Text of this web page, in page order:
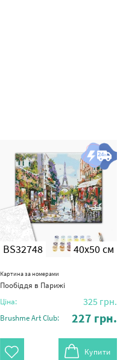
BS32748 40x50 см
Картина за номерами
Пообіддя в Парижі
Ціна: 325 грн.
Brushme Art Club: 227 грн.
Купити